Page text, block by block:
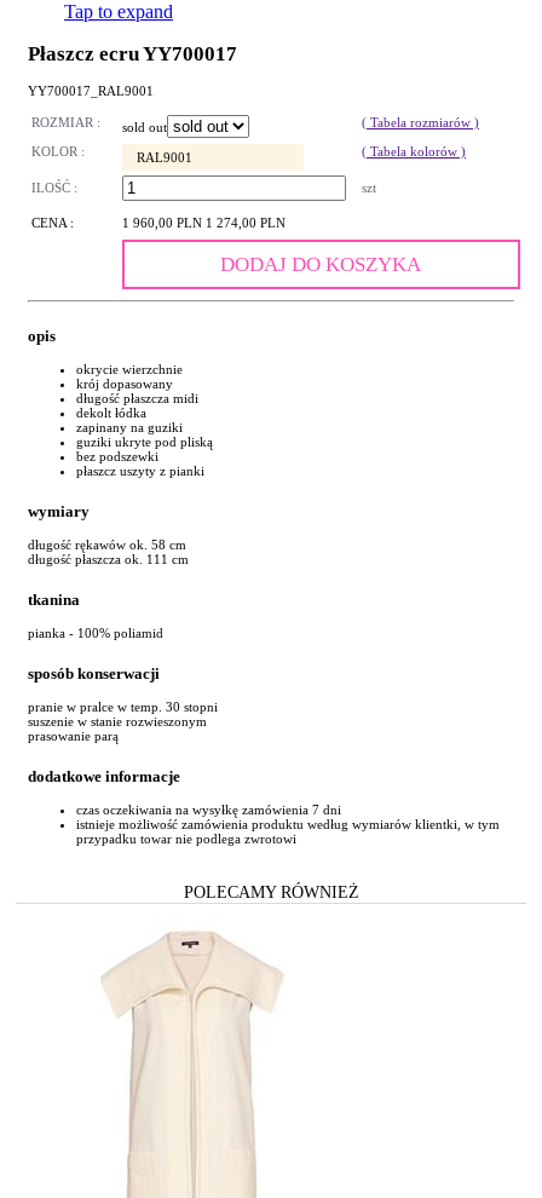
Tap to expand
Płaszcz ecru YY700017
YY700017_RAL9001
ROZMIAR : sold out
( Tabela rozmiarów )
KOLOR :
RAL9001 ( Tabela kolorów )
ILOŚĆ : szt
CENA : 1 960,00 PLN 1 274,00 PLN
DODAJ DO KOSZYKA
opis
okrycie wierzchnie
krój dopasowany
długość płaszcza midi
dekolt łódka
zapinany na guziki
guziki ukryte pod pliską
bez podszewki
płaszcz uszyty z pianki
wymiary
długość rękawów ok. 58 cm
długość płaszcza ok. 111 cm
tkanina
pianka - 100% poliamid
sposób konserwacji
pranie w pralce w temp. 30 stopni
suszenie w stanie rozwieszonym
prasowanie parą
dodatkowe informacje
czas oczekiwania na wysyłkę zamówienia 7 dni
istnieje możliwość zamówienia produktu według wymiarów klientki, w tym
przypadku towar nie podlega zwrotowi
POLECAMY RÓWNIEŻ